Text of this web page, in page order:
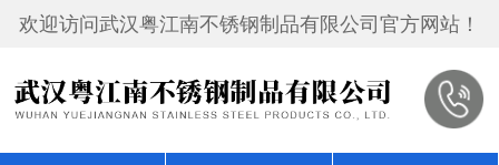
欢迎访问武汉粤江南不锈钢制品有限公司官方网站！